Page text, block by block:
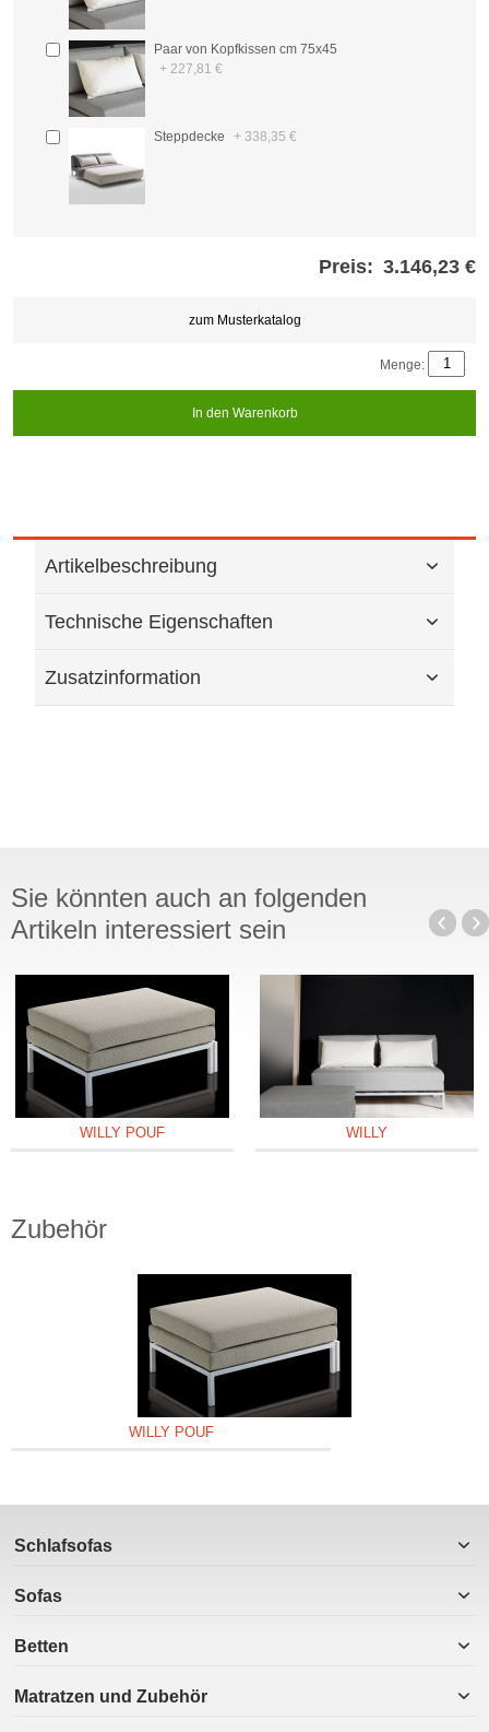
Paar von Kopfkissen cm 75x45
+ 227,81 €
Steppdecke + 338,35 €
Preis: 3.146,23 €
zum Musterkatalog
Menge:
In den Warenkorb
Artikelbeschreibung
Technische Eigenschaften
Zusatzinformation
Sie könnten auch an folgenden
Artikeln interessiert sein
WILLY POUF WILLY
Zubehör
WILLY POUF
Schlafsofas
Sofas
Betten
Matratzen und Zubehör